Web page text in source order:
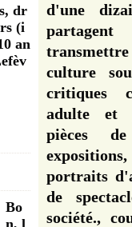
dr
(i
an
Bo
n, l
d'une
culture
critiques
adulte et
pièces
portraits
de
société.,